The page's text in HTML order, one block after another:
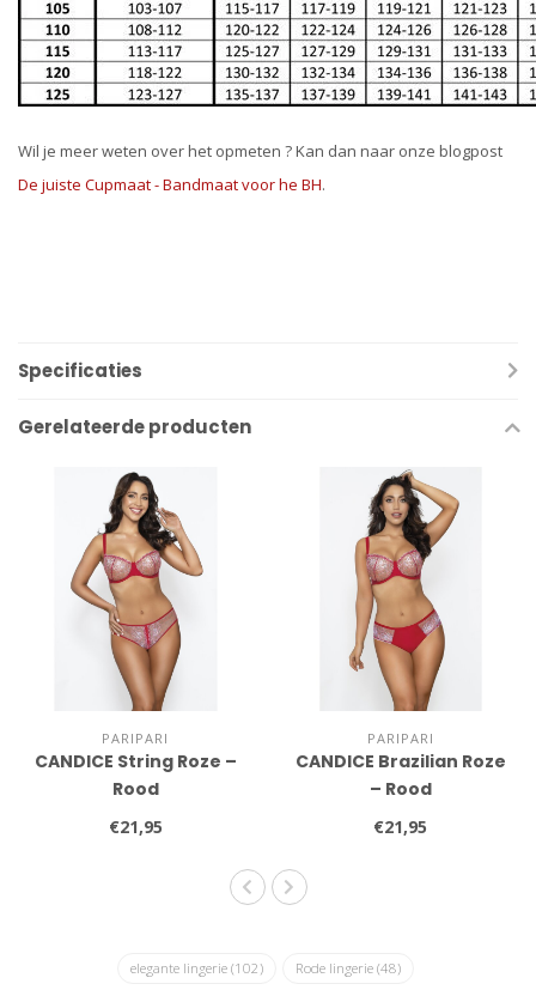
Wil je meer weten over het opmeten ? Kan dan naar onze blogpost
De juiste Cupmaat - Bandmaat voor he BH.
Specificaties
Gerelateerde producten
PARIPARI
CANDICE String Roze –
Rood
€21,95
PARIPARI
CANDICE Brazilian Roze
– Rood
€21,95
elegante lingerie (102) Rode lingerie (48)